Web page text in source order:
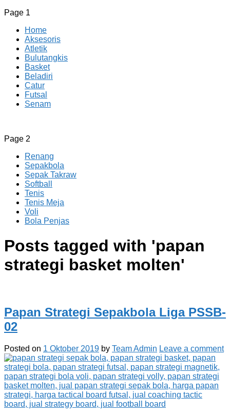
Page 1
Home
Aksesoris
Atletik
Bulutangkis
Basket
Beladiri
Catur
Futsal
Senam
CV JAYA BERSAMA Co Id
Menyediakan Semua Perlengkapan Olahraga Yang
Page 2
Renang
Sepakbola
Sepak Takraw
Softball
Tenis
Tenis Meja
Voli
Bola Penjas
Posts tagged with 'papan
strategi basket molten'
Papan Strategi Sepakbola Liga PSSB-
02
Posted on 1 Oktober 2019 by Team Admin Leave a comment